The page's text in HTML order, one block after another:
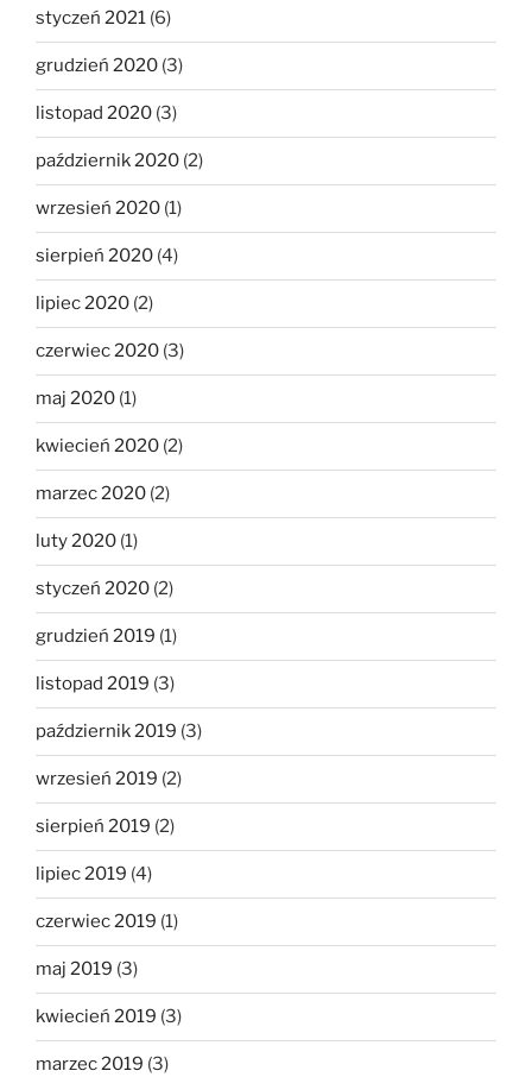
styczeń 2021 (6)
grudzień 2020 (3)
listopad 2020 (3)
październik 2020 (2)
wrzesień 2020 (1)
sierpień 2020 (4)
lipiec 2020 (2)
czerwiec 2020 (3)
maj 2020 (1)
kwiecień 2020 (2)
marzec 2020 (2)
luty 2020 (1)
styczeń 2020 (2)
grudzień 2019 (1)
listopad 2019 (3)
październik 2019 (3)
wrzesień 2019 (2)
sierpień 2019 (2)
lipiec 2019 (4)
czerwiec 2019 (1)
maj 2019 (3)
kwiecień 2019 (3)
marzec 2019 (3)